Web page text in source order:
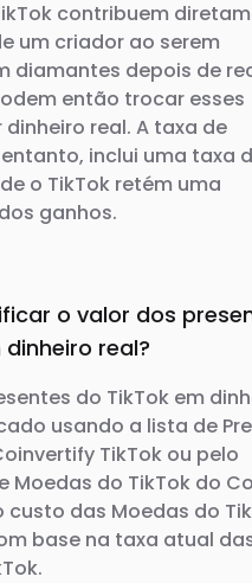
contribuem
um criador ao serem
diamantes depois de
então trocar esses
real. A taxa de
inclui uma taxa
o TikTok retém uma
ganhos.
o valor dos
dinheiro real?
do TikTok em
usando a lista de
TikTok ou pelo
Moedas do TikTok do
custo das Moedas do
base na taxa atual